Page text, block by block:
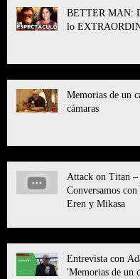
BETTER MAN:
lo
Memorias de un
cámaras
Attack on Titan
Conversamos
Eren y Mikasa
Entrevista con
'Memorias de un